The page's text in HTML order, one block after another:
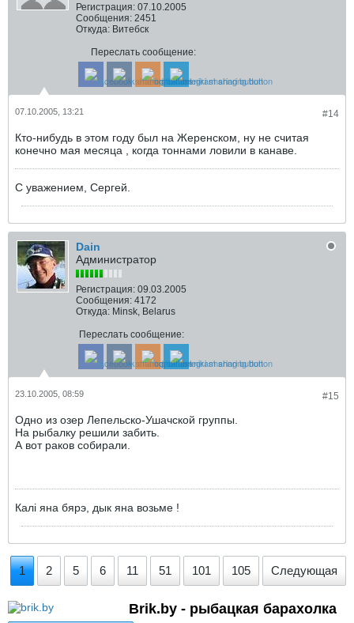
Регистрация: 07.10.2005
Сообщения: 2451
Откуда: Витебск
Переслать сообщение:
#14
07.10.2005, 13:21
Кто-нибудь в этом году был на Жеренском, ну не считая
конечно мая месяца , когда тоннами ловили в канаве.
С уважением, Сергей.
Dain
Администратор
Регистрация: 09.03.2005
Сообщения: 4172
Откуда: Minsk, Belarus
Переслать сообщение:
#15
23.10.2005, 08:59
Одно из озер Лепельско-Ушачской группы.
На рыбалку решили забить.
А вот раков собирали.
Калi яна бярэ, дык яна возьме !
1 2 5 6 11 51 101 105 Следующая
Brik.by - рыбацкая барахолка